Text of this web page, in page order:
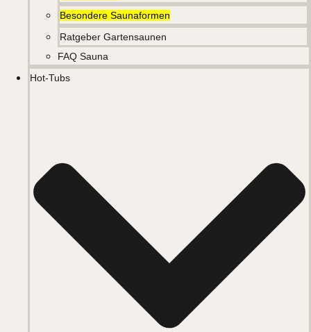
Besondere Saunaformen
Ratgeber Gartensaunen
FAQ Sauna
Hot-Tubs